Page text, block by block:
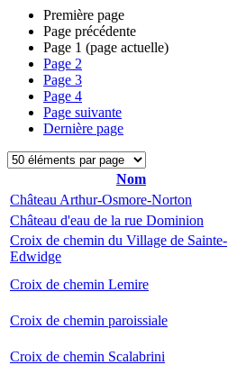
Première page
Page précédente
Page 1 (page actuelle)
Page 2
Page 3
Page 4
Page suivante
Dernière page
Nom
Château Arthur-Osmore-Norton
Château d'eau de la rue Dominion
Croix de chemin du Village de Sainte-
Edwidge
Croix de chemin Lemire
Croix de chemin paroissiale
Croix de chemin Scalabrini